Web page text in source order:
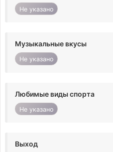
Не указано
Музыкальные вкусы
Не указано
Любимые виды спорта
Не указано
Выход